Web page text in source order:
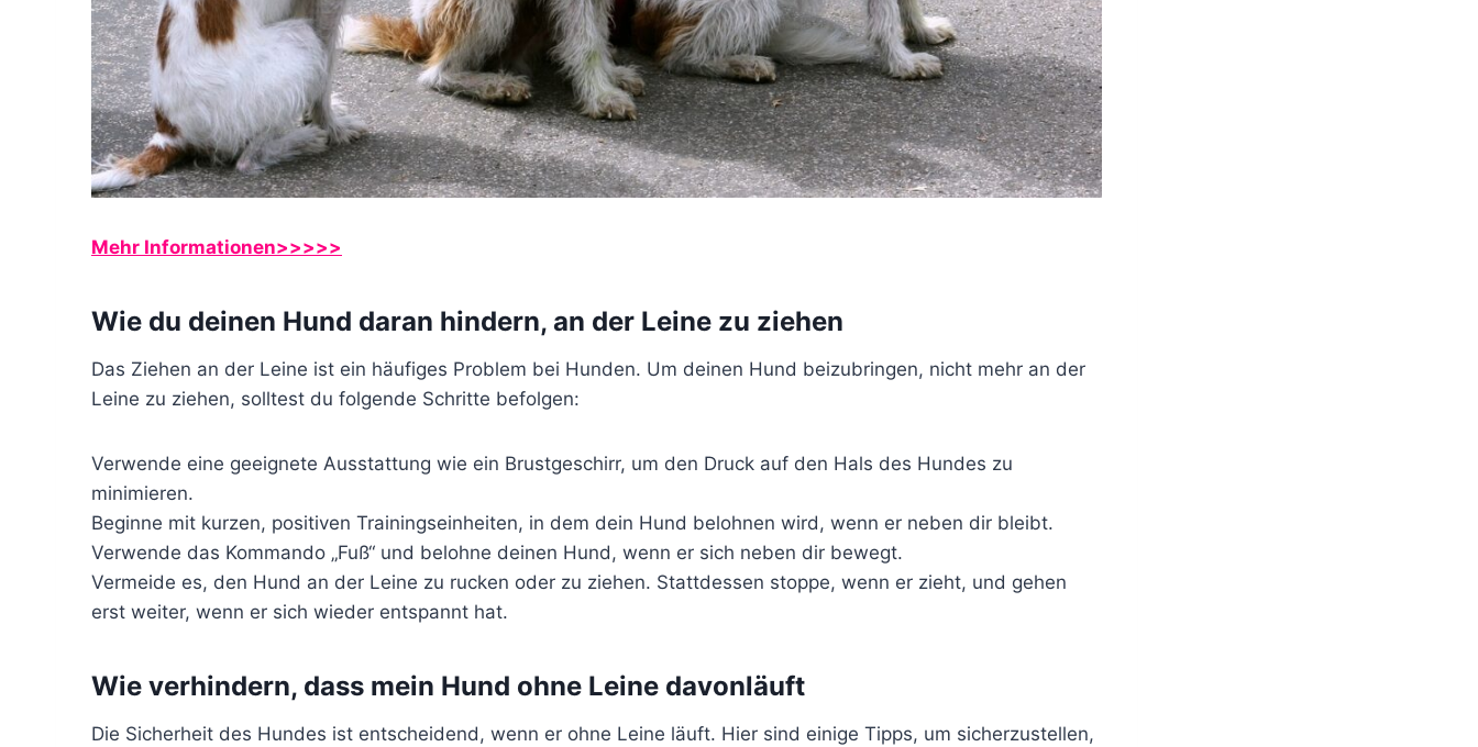
Mehr Informationen>>>>>
Wie du deinen Hund daran hindern, an der Leine zu ziehen
Das Ziehen an der Leine ist ein häufiges Problem bei Hunden. Um deinen Hund beizubringen, nicht mehr an der
Leine zu ziehen, solltest du folgende Schritte befolgen:
Verwende eine geeignete Ausstattung wie ein Brustgeschirr, um den Druck auf den Hals des Hundes zu
minimieren.
Beginne mit kurzen, positiven Trainingseinheiten, in dem dein Hund belohnen wird, wenn er neben dir bleibt.
Verwende das Kommando „Fuß“ und belohne deinen Hund, wenn er sich neben dir bewegt.
Vermeide es, den Hund an der Leine zu rucken oder zu ziehen. Stattdessen stoppe, wenn er zieht, und gehen
erst weiter, wenn er sich wieder entspannt hat.
Wie verhindern, dass mein Hund ohne Leine davonläuft
Die Sicherheit des Hundes ist entscheidend, wenn er ohne Leine läuft. Hier sind einige Tipps, um sicherzustellen,